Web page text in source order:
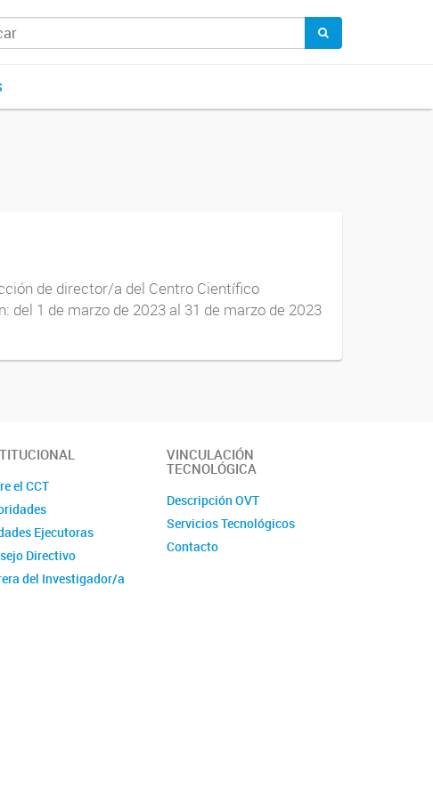
de director/a del Centro Científico
del 1 de marzo de 2023 al 31 de marzo de 2023
el CCT
Ejecutoras
Directivo
del Investigador/a
VINCULACIÓN
TECNOLÓGICA
Descripción OVT
Servicios Tecnológicos
Contacto